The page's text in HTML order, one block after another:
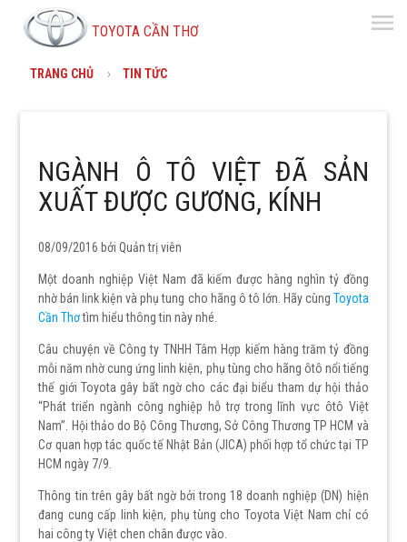
TOYOTA CẦN THƠ menu
TRANG CHỦ TIN TỨC
NGÀNH Ô TÔ VIỆT ĐÃ SẢN
XUẤT ĐƯỢC GƯƠNG, KÍNH
08/09/2016 bởiQuản trị viên
Một doanh nghiệp Việt Nam đã kiếm được hàng nghìn tỷ đồng
nhờ bán link kiện và phụ tung cho hãng ô tô lớn. Hãy cùng Toyota
Cần Thơtìm hiểu thông tin này nhé.
Câu chuyện về Công ty TNHH Tâm Hợp kiếm hàng trăm tỷ đồng
mỗi năm nhờ cung ứng linh kiện, phụ tùng cho hãng ôtô nổi tiếng
thế giới Toyota gây bất ngờ cho các đại biểu tham dự hội thảo
“Phát triển ngành công nghiệp hỗ trợ trong lĩnh vực ôtô Việt
Nam”. Hội thảo do Bộ Công Thương, Sở Công Thương TP HCM và
Cơ quan hợp tác quốc tế Nhật Bản (JICA) phối hợp tổ chức tại TP
HCM ngày 7/9.
Thông tin trên gây bất ngờ bởi trong 18 doanh nghiệp (DN) hiện
đang cung cấp linh kiện, phụ tùng cho Toyota Việt Nam chỉ có
hai công ty Việt chen chân được vào.